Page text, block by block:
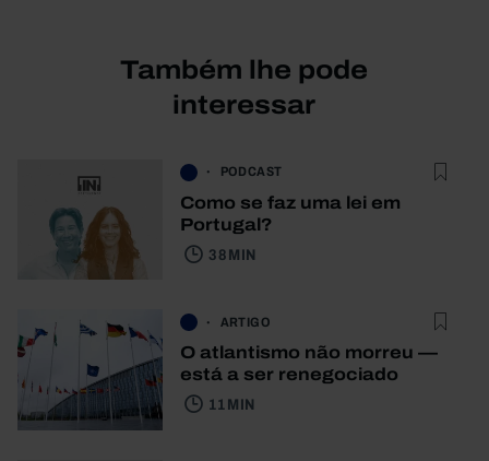
Também lhe pode
interessar
PODCAST
Como se faz uma lei em
Portugal?
38 MIN
ARTIGO
O atlantismo não morreu —
está a ser renegociado
11 MIN